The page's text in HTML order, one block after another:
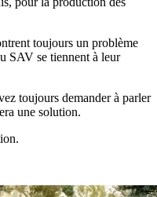
toujours un problème
SAV se tiennent à leur
toujours demander à parler
une solution.